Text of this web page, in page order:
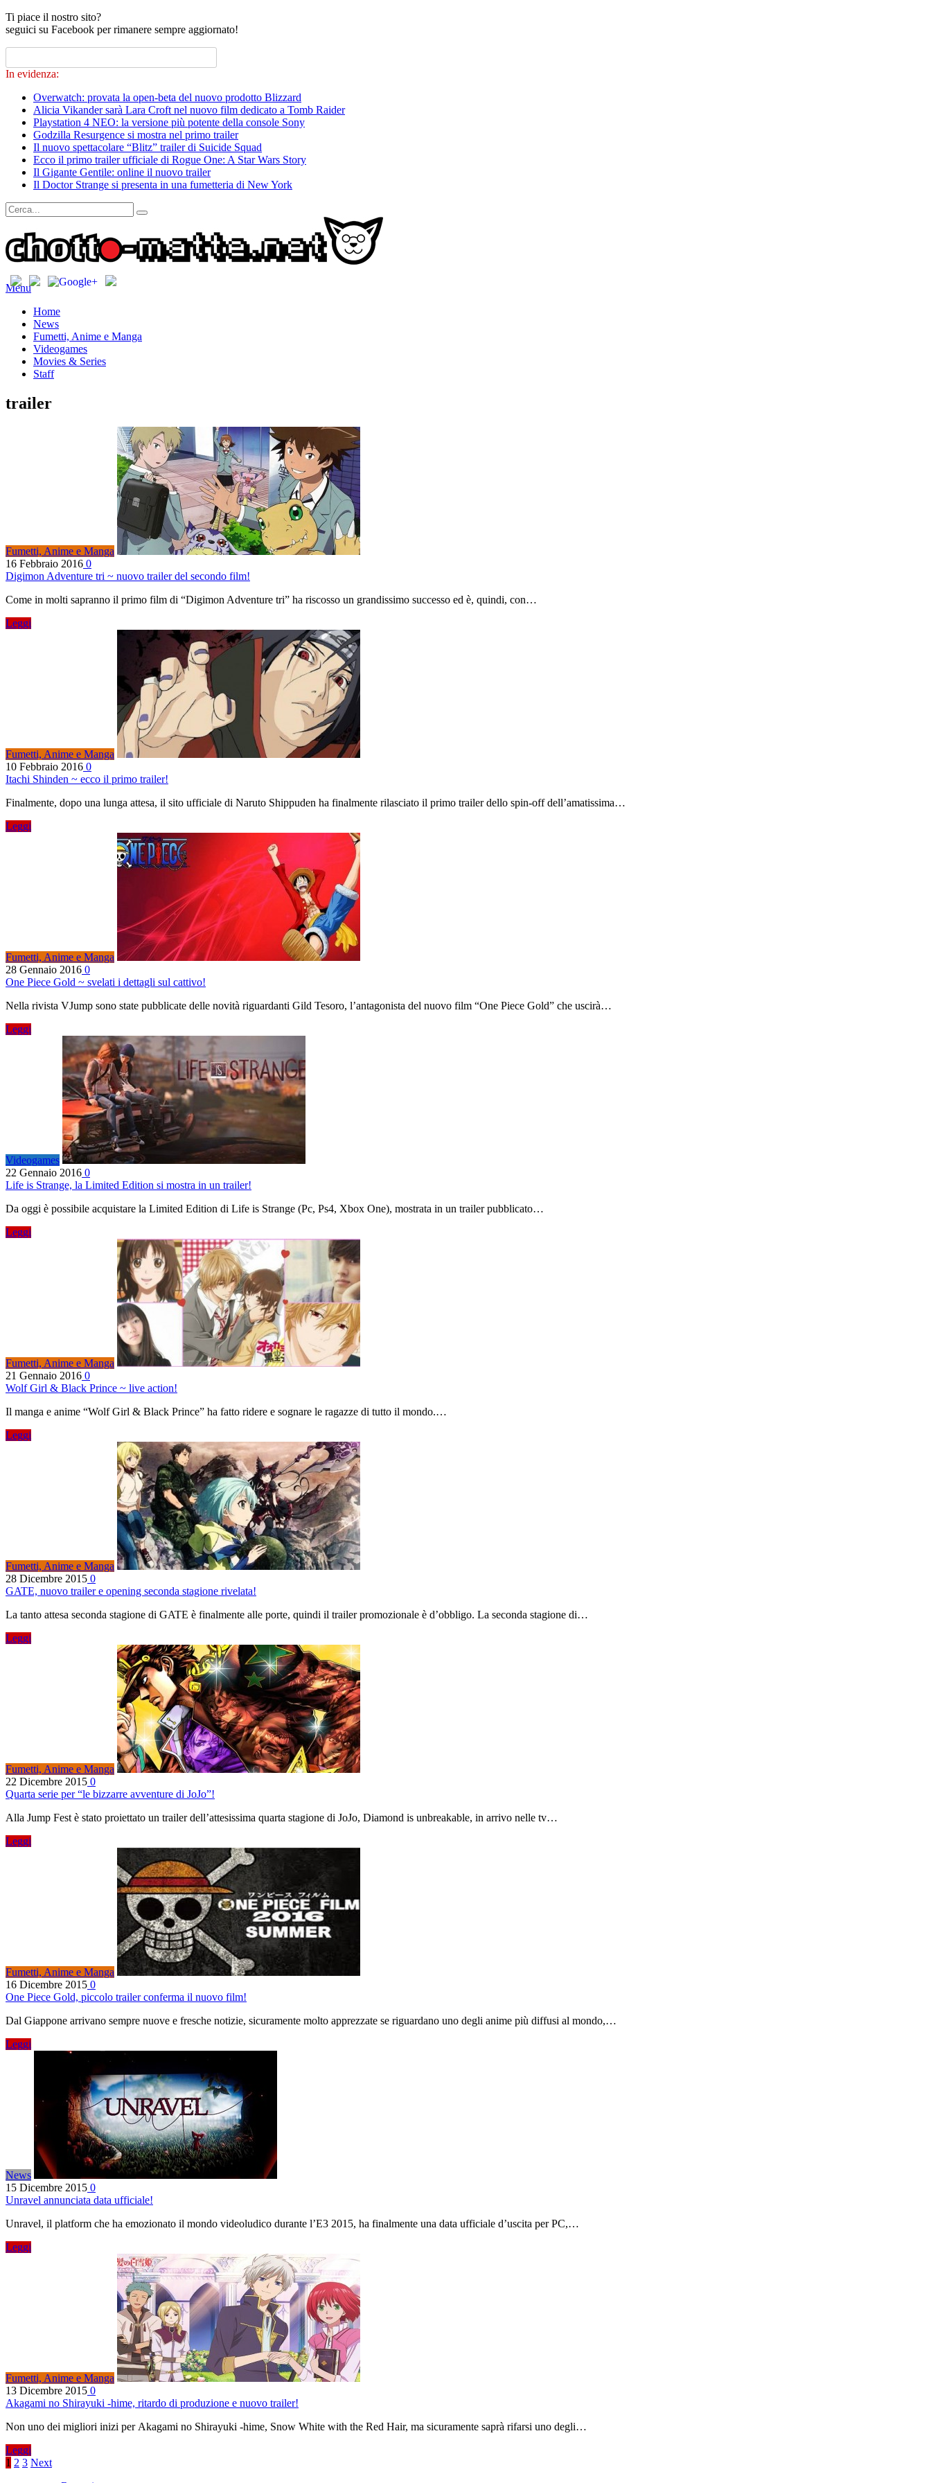
Ti piace il nostro sito?
seguici su Facebook per rimanere sempre aggiornato!
In evidenza:
Overwatch: provata la open-beta del nuovo prodotto Blizzard
Alicia Vikander sarà Lara Croft nel nuovo film dedicato a Tomb Raider
Playstation 4 NEO: la versione più potente della console Sony
Godzilla Resurgence si mostra nel primo trailer
Il nuovo spettacolare “Blitz” trailer di Suicide Squad
Ecco il primo trailer ufficiale di Rogue One: A Star Wars Story
Il Gigante Gentile: online il nuovo trailer
Il Doctor Strange si presenta in una fumetteria di New York
Menu
Home
News
Fumetti, Anime e Manga
Videogames
Movies & Series
Staff
trailer
Fumetti, Anime e Manga
16 Febbraio 2016 0
Digimon Adventure tri ~ nuovo trailer del secondo film!
Come in molti sapranno il primo film di “Digimon Adventure tri” ha riscosso un grandissimo successo ed è, quindi, con…
Leggi
Fumetti, Anime e Manga
10 Febbraio 2016 0
Itachi Shinden ~ ecco il primo trailer!
Finalmente, dopo una lunga attesa, il sito ufficiale di Naruto Shippuden ha finalmente rilasciato il primo trailer dello spin-off dell’amatissima…
Leggi
Fumetti, Anime e Manga
28 Gennaio 2016 0
One Piece Gold ~ svelati i dettagli sul cattivo!
Nella rivista VJump sono state pubblicate delle novità riguardanti Gild Tesoro, l’antagonista del nuovo film “One Piece Gold” che uscirà…
Leggi
Videogames
22 Gennaio 2016 0
Life is Strange, la Limited Edition si mostra in un trailer!
Da oggi è possibile acquistare la Limited Edition di Life is Strange (Pc, Ps4, Xbox One), mostrata in un trailer pubblicato…
Leggi
Fumetti, Anime e Manga
21 Gennaio 2016 0
Wolf Girl & Black Prince ~ live action!
Il manga e anime “Wolf Girl & Black Prince” ha fatto ridere e sognare le ragazze di tutto il mondo.…
Leggi
Fumetti, Anime e Manga
28 Dicembre 2015 0
GATE, nuovo trailer e opening seconda stagione rivelata!
La tanto attesa seconda stagione di GATE è finalmente alle porte, quindi il trailer promozionale è d’obbligo. La seconda stagione di…
Leggi
Fumetti, Anime e Manga
22 Dicembre 2015 0
Quarta serie per “le bizzarre avventure di JoJo”!
Alla Jump Fest è stato proiettato un trailer dell’attesissima quarta stagione di JoJo, Diamond is unbreakable, in arrivo nelle tv…
Leggi
Fumetti, Anime e Manga
16 Dicembre 2015 0
One Piece Gold, piccolo trailer conferma il nuovo film!
Dal Giappone arrivano sempre nuove e fresche notizie, sicuramente molto apprezzate se riguardano uno degli anime più diffusi al mondo,…
Leggi
News
15 Dicembre 2015 0
Unravel annunciata data ufficiale!
Unravel, il platform che ha emozionato il mondo videoludico durante l’E3 2015, ha finalmente una data ufficiale d’uscita per PC,…
Leggi
Fumetti, Anime e Manga
13 Dicembre 2015 0
Akagami no Shirayuki -hime, ritardo di produzione e nuovo trailer!
Non uno dei migliori inizi per Akagami no Shirayuki -hime, Snow White with the Red Hair, ma sicuramente saprà rifarsi uno degli…
Leggi
1 2 3 Next